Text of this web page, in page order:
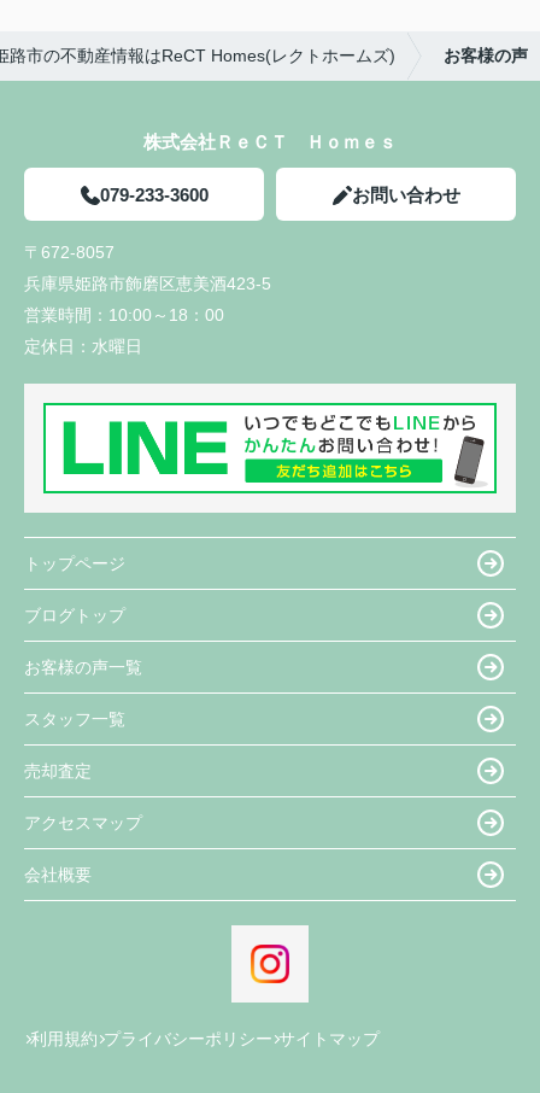
路市の不動産情報はReCT Homes(レクトホームズ) お客様の声
株式会社ＲｅＣＴ Ｈｏｍｅｓ
079-233-3600 お問い合わせ
〒672-8057
兵庫県姫路市飾磨区恵美酒423-5
営業時間： 10:00～18：00
定休日： 水曜日
トップページ
ブログトップ
お客様の声一覧
スタッフ一覧
売却査定
アクセスマップ
会社概要
利用規約 プライバシーポリシー サイトマップ